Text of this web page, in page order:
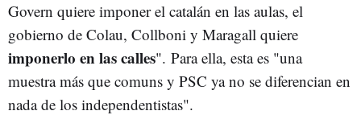
Govern quiere imponer el catalán en las aulas, el
gobierno de Colau, Collboni y Maragall quiere
imponerlo en las calles". Para ella, esta es "una
muestra más que comuns y PSC ya no se diferencian en
nada de los independentistas".